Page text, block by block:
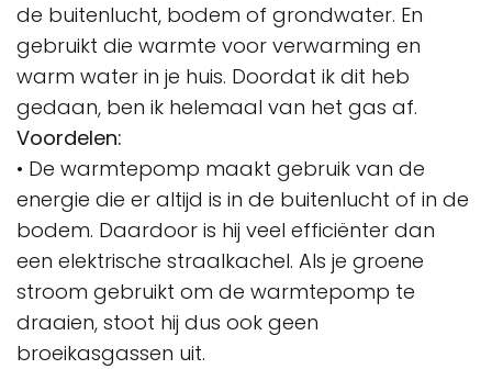
de buitenlucht, bodem of grondwater. En
gebruikt die warmte voor verwarming en
warm water in je huis. Doordat ik dit heb
gedaan, ben ik helemaal van het gas af.
Voordelen:
• De warmtepomp maakt gebruik van de
energie die er altijd is in de buitenlucht of in de
bodem. Daardoor is hij veel efficiënter dan
een elektrische straalkachel. Als je groene
stroom gebruikt om de warmtepomp te
draaien, stoot hij dus ook geen
broeikasgassen uit.